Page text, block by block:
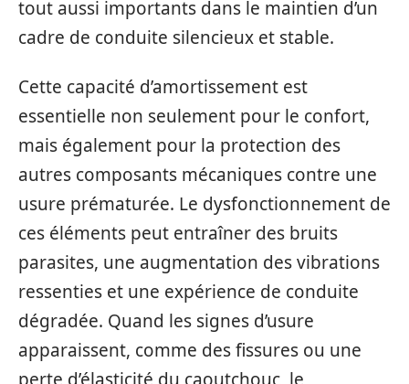
tout aussi importants dans le maintien d’un
cadre de conduite silencieux et stable.
Cette capacité d’amortissement est
essentielle non seulement pour le confort,
mais également pour la protection des
autres composants mécaniques contre une
usure prématurée. Le dysfonctionnement de
ces éléments peut entraîner des bruits
parasites, une augmentation des vibrations
ressenties et une expérience de conduite
dégradée. Quand les signes d’usure
apparaissent, comme des fissures ou une